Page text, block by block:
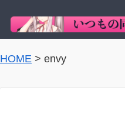
HOME > envy